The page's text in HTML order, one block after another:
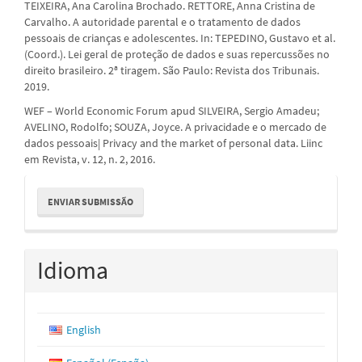
TEIXEIRA, Ana Carolina Brochado. RETTORE, Anna Cristina de
Carvalho. A autoridade parental e o tratamento de dados
pessoais de crianças e adolescentes. In: TEPEDINO, Gustavo et al.
(Coord.). Lei geral de proteção de dados e suas repercussões no
direito brasileiro. 2ª tiragem. São Paulo: Revista dos Tribunais.
2019.
WEF – World Economic Forum apud SILVEIRA, Sergio Amadeu;
AVELINO, Rodolfo; SOUZA, Joyce. A privacidade e o mercado de
dados pessoais| Privacy and the market of personal data. Liinc
em Revista, v. 12, n. 2, 2016.
Enviar
Submissão
ENVIAR SUBMISSÃO
Idioma
English